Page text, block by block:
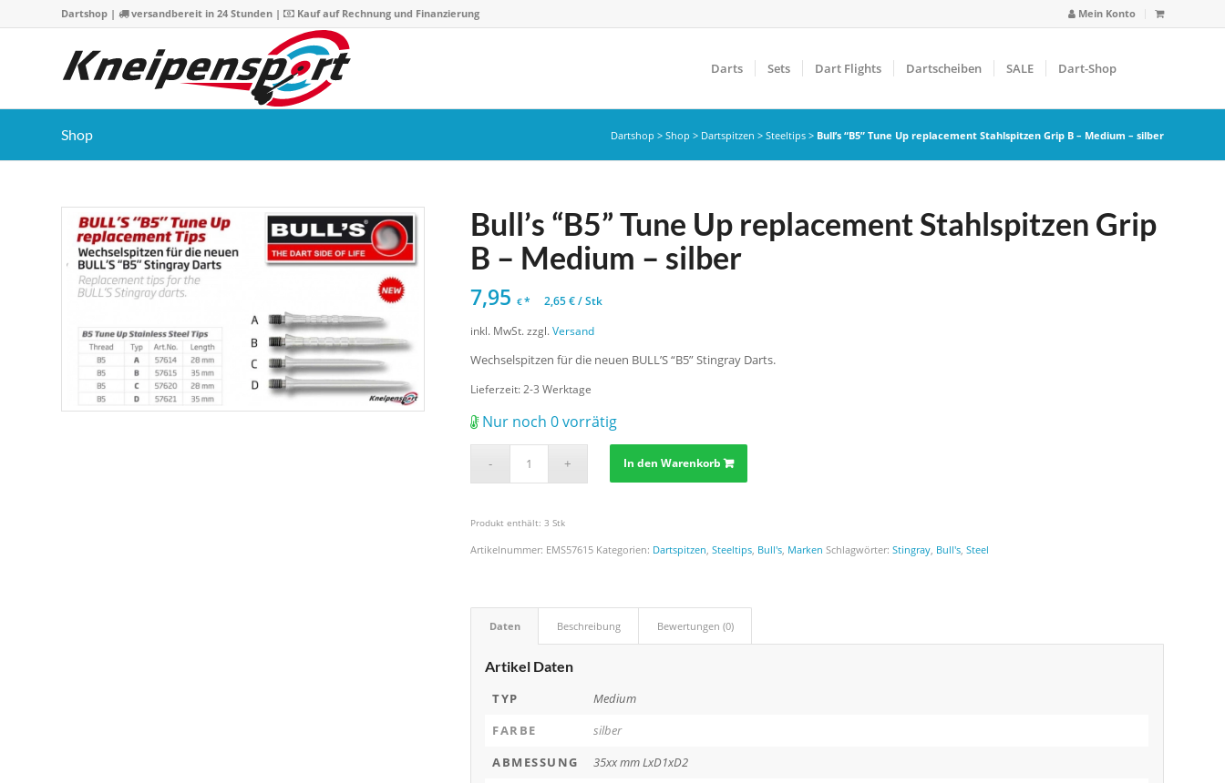
Mein Konto
Dartshop | versandbereit in 24 Stunden | Kauf auf Rechnung und Finanzierung
Darts Sets Dart Flights Dartscheiben SALE Dart-Shop
Shop Dartshop > Shop > Dartspitzen > Steeltips > Bull’s “B5” Tune Up replacement Stahlspitzen Grip B – Medium – silber
Bull’s “B5” Tune Up replacement Stahlspitzen Grip
B – Medium – silber
7,95€* 2,65€/Stk
inkl. MwSt. zzgl.Versand
Wechselspitzen für die neuen BULL’S “B5” Stingray Darts.
Lieferzeit: 2-3 Werktage
Nur noch 0 vorrätig
In den Warenkorb
Produkt enthält: 3Stk
Artikelnummer: EMS57615 Kategorien: Dartspitzen ,Steeltips Bull's Marken Schlagwörter:Stingray Bull's ,Steel
Daten Beschreibung Bewertungen (0)
Artikel Daten
TYP
Medium
FARBE
silber
ABMESSUNG
35xx mm LxD1xD2